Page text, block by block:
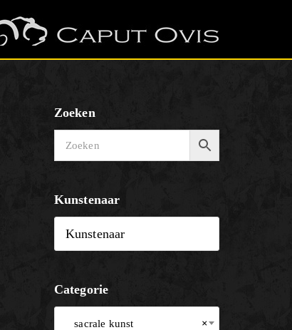
Zoeken
Kunstenaar
Categorie
×
sacrale kunst